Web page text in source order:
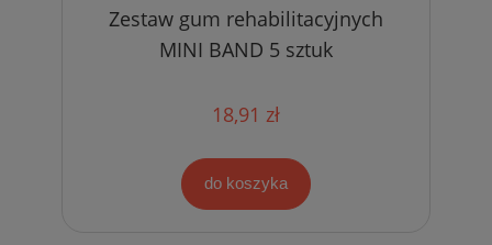
Zestaw gum rehabilitacyjnych
MINI BAND 5 sztuk
18,91 zł
do koszyka